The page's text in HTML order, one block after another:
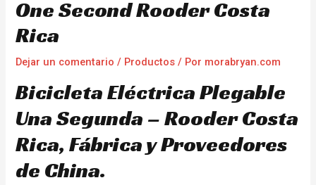
One Second Rooder Costa
Rica
Dejar un comentario / Productos / Por morabryan.com
Bicicleta Eléctrica Plegable
Una Segunda – Rooder Costa
Rica, Fábrica y Proveedores
de China.